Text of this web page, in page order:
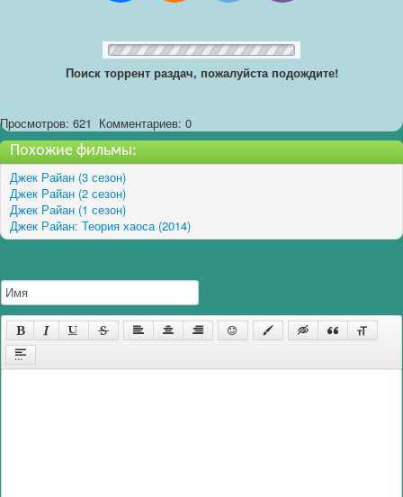
Поиск торрент раздач, пожалуйста подождите!
Просмотров: 621 Комментариев: 0
Похожие фильмы:
Джек Райан (3 сезон)
Джек Райан (2 сезон)
Джек Райан (1 сезон)
Джек Райан: Теория хаоса (2014)